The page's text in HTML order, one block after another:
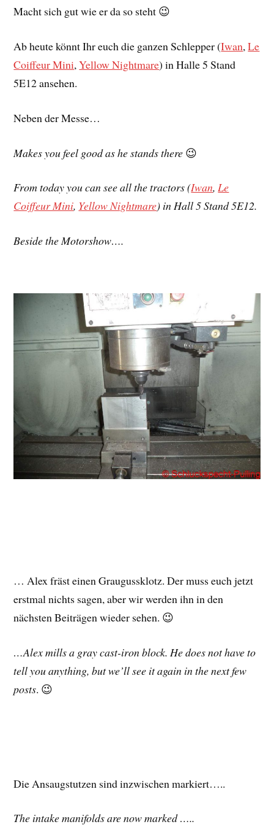
Macht sich gut wie er da so steht 😉
Ab heute könnt Ihr euch die ganzen Schlepper (Iwan,Le
Coiffeur Mini,Yellow Nightmare) in Halle 5 Stand
5E12 ansehen.
Neben der Messe…
Makes you feel good as he stands there 😉
From today you can see all the tractors (Iwan,Le
Coiffeur Mini, Yellow Nightmare) in Hall 5 Stand 5E12.
Beside the Motorshow….
… Alex fräst einen Graugussklotz. Der muss euch jetzt
erstmal nichts sagen, aber wir werden ihn in den
nächsten Beiträgen wieder sehen. 😉
…Alex mills a gray cast-iron block. He does not have to
tell you anything, but we’ll see it again in the next few
posts. 😉
Die Ansaugstutzen sind inzwischen markiert…..
The intake manifolds are now marked …..